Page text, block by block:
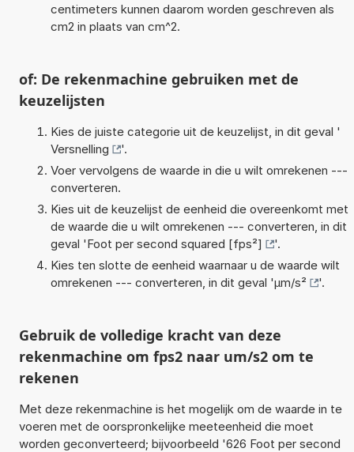
centimeters kunnen daarom worden geschreven als
cm2 in plaats van cm^2.
of: De rekenmachine gebruiken met de
keuzelijsten
Kies de juiste categorie uit de keuzelijst, in dit geval '
Versnelling
'.
Voer vervolgens de waarde in die u wilt omrekenen ---
converteren.
Kies uit de keuzelijst de eenheid die overeenkomt met
de waarde die u wilt omrekenen --- converteren, in dit
geval 'Foot per second squared [fps²]
'.
Kies ten slotte de eenheid waarnaar u de waarde wilt
omrekenen --- converteren, in dit geval 'µm/s² '.
Gebruik de volledige kracht van deze
rekenmachine om fps2 naar um/s2 om te
rekenen
Met deze rekenmachine is het mogelijk om de waarde in te
voeren met de oorspronkelijke meeteenheid die moet
worden geconverteerd; bijvoorbeeld '626 Foot per second